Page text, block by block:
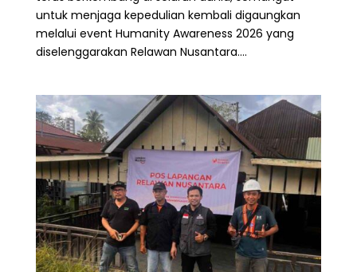
untuk menjaga kepedulian kembali digaungkan
melalui event Humanity Awareness 2026 yang
diselenggarakan Relawan Nusantara....